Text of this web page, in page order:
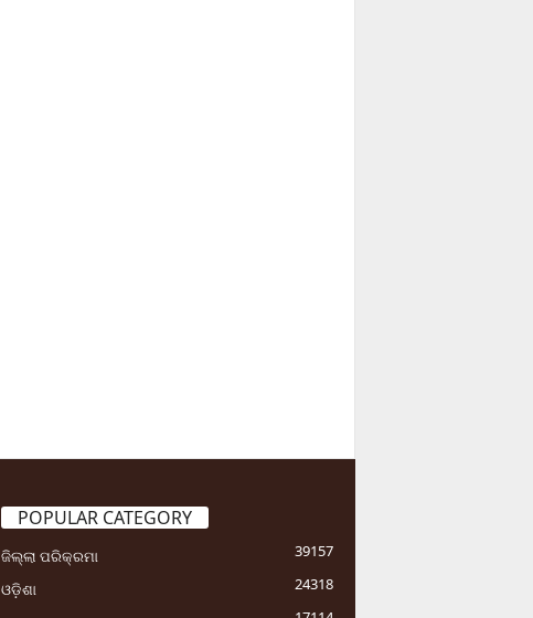
POPULAR CATEGORY
ଜିଲ୍ଲା ପରିକ୍ରମା
39157
ଓଡ଼ିଶା
24318